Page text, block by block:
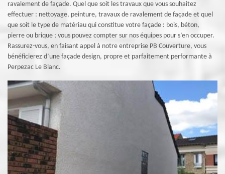
ravalement de façade. Quel que soit les travaux que vous souhaitez
effectuer : nettoyage, peinture, travaux de ravalement de façade et quel
que soit le type de matériau qui constitue votre façade : bois, béton,
pierre ou brique ; vous pouvez compter sur nos équipes pour s’en occuper.
Rassurez-vous, en faisant appel à notre entreprise PB Couverture, vous
bénéficierez d’une façade design, propre et parfaitement performante à
Perpezac Le Blanc.